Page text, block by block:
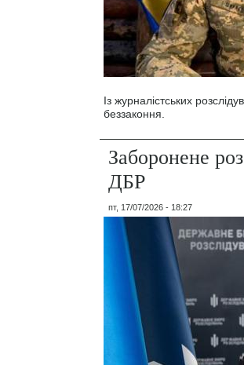
Із журналістських
беззаконня.
Заборонене
ДБР
пт, 17/07/2026 - 18:27